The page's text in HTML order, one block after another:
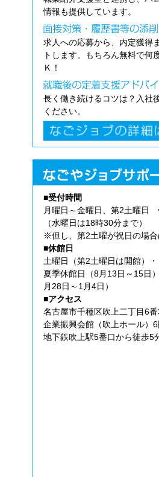
情報も提供しています。
求人への応募から、内定獲得
トします。もちろん無料で何
Ｋ！
長く働き続けるコツは？入社
ください。
■受付時間
月曜日～金曜日、第2土曜日
（水曜日は18時30分まで）
※但し、第2土曜が祝日の場
■休館日
土曜日（第2土曜日は開館）・
夏季休館日（8月13日～15日
月28日～1月4日）
■アクセス
名古屋市千種区吹上二丁目6
企業振興会館（吹上ホール）
地下鉄吹上駅5番口から徒歩5